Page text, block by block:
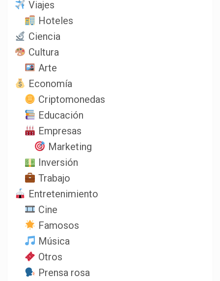
Viajes
Hoteles
Ciencia
Cultura
Arte
Economía
Criptomonedas
Educación
Empresas
Marketing
Inversión
Trabajo
Entretenimiento
Cine
Famosos
Música
Otros
Prensa rosa